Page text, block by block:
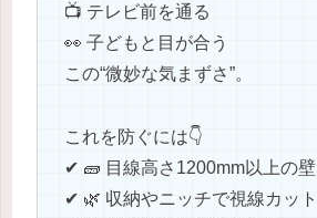
📺 テレビ前を通る
👀 子どもと目が合う
この“微妙な気まずさ”。
これを防ぐには👇
✔ 🧱 目線高さ1200mm以上の壁
✔ 🌿 収納やニッチで視線カット